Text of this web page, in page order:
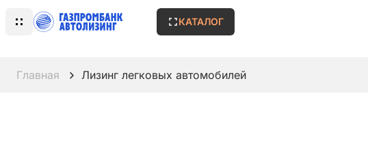
КАТАЛОГ
Главная Лизинг легковых автомобилей